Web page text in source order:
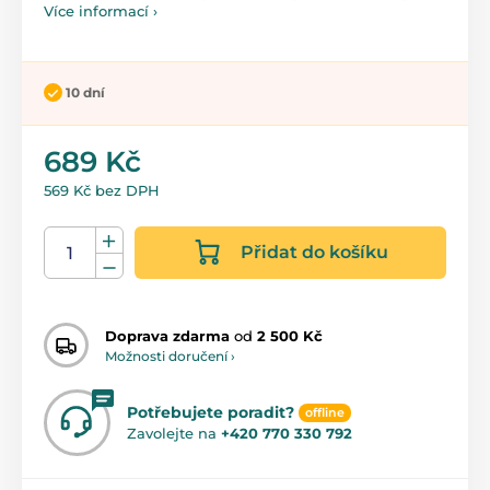
Více informací ›
10 dní
689 Kč
569 Kč bez DPH
Přidat do košíku
Doprava zdarma od 2 500 Kč
Možnosti doručení ›
Potřebujete poradit? offline
Zavolejte na +420 770 330 792